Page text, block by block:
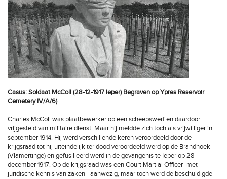
Casus: Soldaat McColl (28-12-1917 Ieper) Begraven opYpres Reservoir
CemeteryIV/A/6)
Charles McColl was plaatbewerker op een scheepswerf en daardoor
vrijgesteld van militaire dienst. Maar hij meldde zich toch als vrijwilliger in
september 1914. Hij werd verschillende keren veroordeeld door de
krijgsraad tot hij uiteindelijk ter dood veroordeeld werd op de Brandhoek
(Vlamertinge) en gefusilleerd werd in de gevangenis te Ieper op 28
december 1917. Op de krijgsraad was een Court Martial Officer- met
juridische kennis van zaken - aanwezig, maar toch werd de beschuldigde